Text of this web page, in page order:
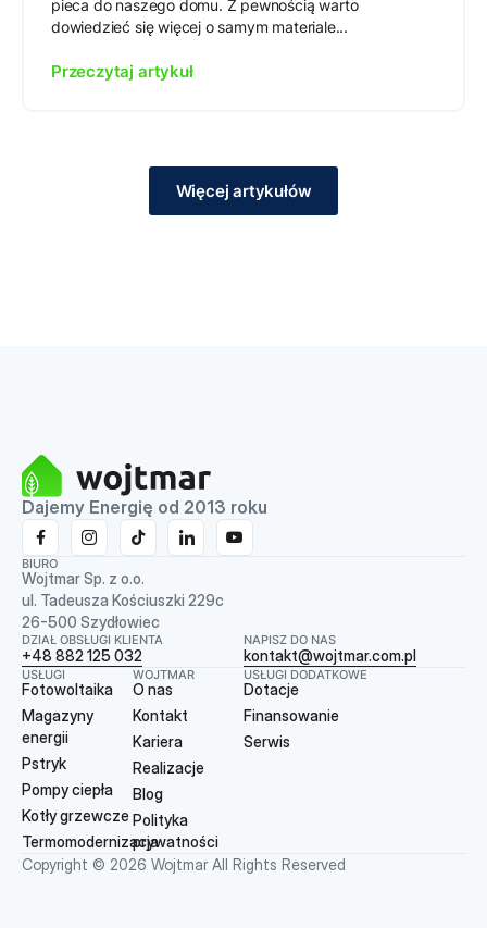
pieca do naszego domu. Z pewnością warto
dowiedzieć się więcej o samym materiale...
Przeczytaj artykuł
Więcej artykułów
Dajemy Energię od 2013 roku
BIURO
Wojtmar Sp. z o.o.
ul. Tadeusza Kościuszki 229c
26-500 Szydłowiec
DZIAŁ OBSŁUGI KLIENTA
+48 882 125 032
NAPISZ DO NAS
kontakt@wojtmar.com.pl
USŁUGI
Fotowoltaika
Magazyny
energii
Pstryk
Pompy ciepła
Kotły grzewcze
Termomodernizacja
WOJTMAR
O nas
Kontakt
Kariera
Realizacje
Blog
Polityka
prywatności
USŁUGI DODATKOWE
Dotacje
Finansowanie
Serwis
Copyright © 2026 Wojtmar All Rights Reserved